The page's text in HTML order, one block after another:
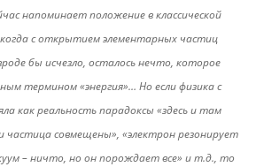
напоминает положение в классической
когда с открытием элементарных частиц
бы исчезло, осталось нечто, которое
термином «энергия»… Но если физика с
как реальность парадоксы «здесь и там
частица совмещены», «электрон резонирует
– ничто, но он порождает все» и т.д., то